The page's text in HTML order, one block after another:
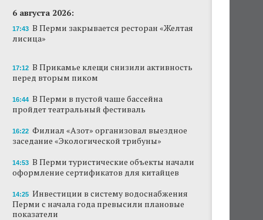
лисица»
В Перми в пустой чаше бассейна пройдет
театральный фестиваль
В Перми туристические объекты начали
оформление сертификатов для китайцев
Ученые рассказали о причинах активности
змей в Пермском крае
Ученые начали изучение состояния
Кунгурской ледяной пещеры
На одном из участков реки Мулянка
завершена очистка берега от
нефтепродуктов
6 августа 2026:
17:43 В Перми закрывается ресторан «Желтая
лисица»
17:12 В Прикамье клещи снизили активность
перед вторым пиком
16:44 В Перми в пустой чаше бассейна
пройдет театральный фестиваль
16:22 Филиал «Азот» организовал выездное
заседание «Экологической трибуны»
14:53 В Перми туристические объекты начали
оформление сертификатов для китайцев
14:25 Инвестиции в систему водоснабжения
Перми с начала года превысили плановые
показатели